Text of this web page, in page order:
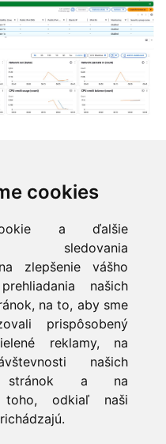
cookies
a ďalšie
sledovania
zlepšenie vášho
našich
na to, aby sme
prispôsobený
reklamy, na
našich
stránok a na
toho, odkiaľ naši
s Amazon Web
Odpovede na
pre začiatočníkov v
začiatočníkov: Čo
na AWS: Kompletný